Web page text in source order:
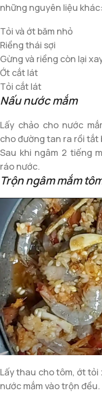
những nguyên liệu khác:
Tỏi và ớt băm nhỏ
Riềng thái sợi
Gừng và riềng còn lại
Ớt cắt lát
Tỏi cắt lát
Nấu nước mắm
Lấy chảo cho nước
cho đường tan ra rồi tắt
Sau khi ngâm 2 tiếng
ráo nước.
Trộn ngâm mắm
Lấy thau cho tôm, ớt
nước mắm vào trộn đều.